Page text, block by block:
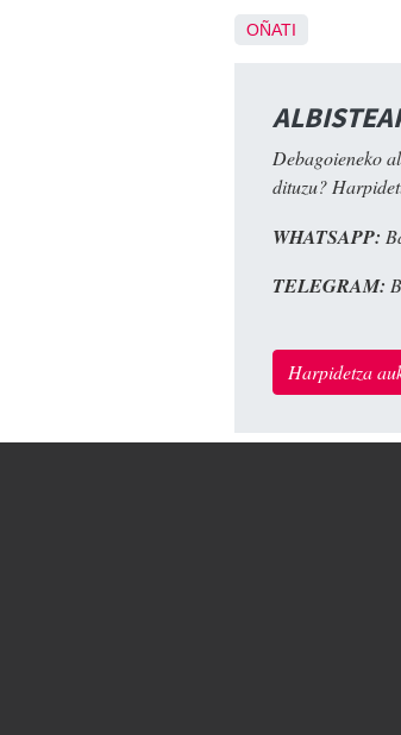
OÑATI
Debagoieneko
dituzu?
WHATSAPP:
TELEGRAM:
Harpidetza